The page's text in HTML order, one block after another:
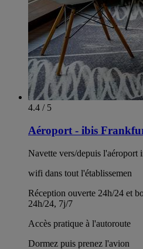
4.4 / 5
Aéroport - ibis
Navette vers/depuis l'aéroport
wifi dans tout l'établissemen
Réception ouverte 24h/24 et
24h/24, 7j/7
Accès pratique à l'autoroute
Dormez puis prenez l'avion